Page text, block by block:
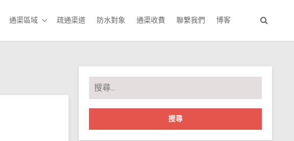
通渠區域 疏通渠道 防水對象 通渠收費 聯繫我們 博客
搜
尋
關
字: